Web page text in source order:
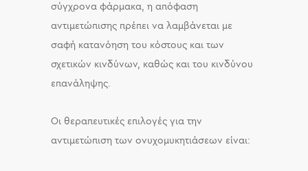
σύγχρονα φάρμακα, η απόφαση
αντιμετώπισης πρέπει να λαμβάνεται με
σαφή κατανόηση του κόστους και των
σχετικών κινδύνων, καθώς και του κινδύνου
επανάληψης.
Οι θεραπευτικές επιλογές για την
αντιμετώπιση των ονυχομυκητιάσεων είναι: